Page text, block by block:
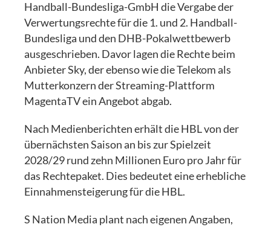
Handball-Bundesliga-GmbH die Vergabe der
Verwertungsrechte für die 1. und 2. Handball-
Bundesliga und den DHB-Pokalwettbewerb
ausgeschrieben. Davor lagen die Rechte beim
Anbieter Sky, der ebenso wie die Telekom als
Mutterkonzern der Streaming-Plattform
MagentaTV ein Angebot abgab.
Nach Medienberichten erhält die HBL von der
übernächsten Saison an bis zur Spielzeit
2028/29 rund zehn Millionen Euro pro Jahr für
das Rechtepaket. Dies bedeutet eine erhebliche
Einnahmensteigerung für die HBL.
S Nation Media plant nach eigenen Angaben,